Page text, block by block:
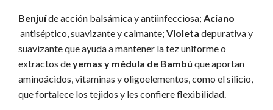
Benjuíde acción balsámica y antiinfecciosa; Aciano
antiséptico, suavizante y calmante; Violeta depurativa y
suavizante que ayuda a mantener la tez uniforme o
extractos deyemas y médula de Bambú que aportan
aminoácidos, vitaminas y oligoelementos, como el silicio,
que fortalece los tejidos y les confiere flexibilidad.